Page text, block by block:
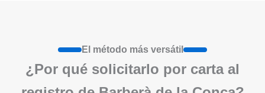
El método más versátil
¿Por qué solicitarlo por carta al